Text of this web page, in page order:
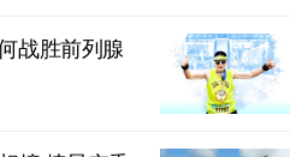
战胜前列腺